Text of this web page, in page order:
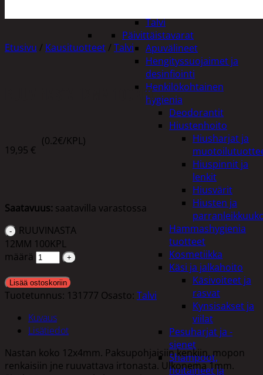
Talvi
Päivittäistavarat
Apuvälineet
Hengityssuojaimet ja
desinfiointi
Henkilökohtainen
hygienia
Deodorantit
Hiustenhoito
Hiusharjat ja
Hiuspinnit ja
lenkit
Hiusvärit
Hiusten ja
Hammashygienia
tuotteet
Kosmetiikka
Käsi ja jalkahoito
Käsivoiteet ja
rasvat
Kynsisakset ja
viilat
Pesuharjat ja -
sienet
Shampoot,
hoitaineet ja
Etusivu / Kausituotteet / Talvi
RUUVINASTA 12MM 100KPL
19,95 €
(0.2€/KPL)
Saatavuus: saatavilla varastossa
RUUVINASTA
12MM 100KPL
määrä
Lisää ostoskoriin
Tuotetunnus: 131777 Osasto: Talvi
Kuvaus
Lisätiedot
Nastan koko 12x4mm. Paksupohjaisiin kenkiin, mopon
renkaisiin jne ruuvattava irtonasta. Ulkonema 1mm.